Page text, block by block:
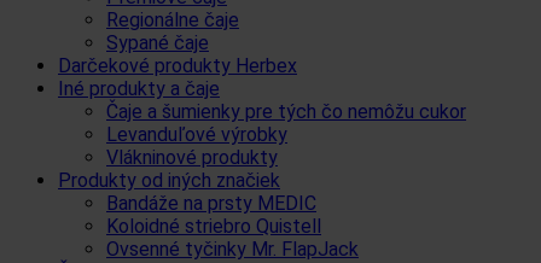
Regionálne čaje
Sypané čaje
Darčekové produkty Herbex
Iné produkty a čaje
Čaje a šumienky pre tých čo nemôžu cukor
Levanduľové výrobky
Vlákninové produkty
Produkty od iných značiek
Bandáže na prsty MEDIC
Koloidné striebro Quistell
Ovsenné tyčinky Mr. FlapJack